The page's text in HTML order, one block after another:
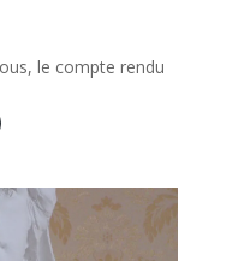
le compte rendu